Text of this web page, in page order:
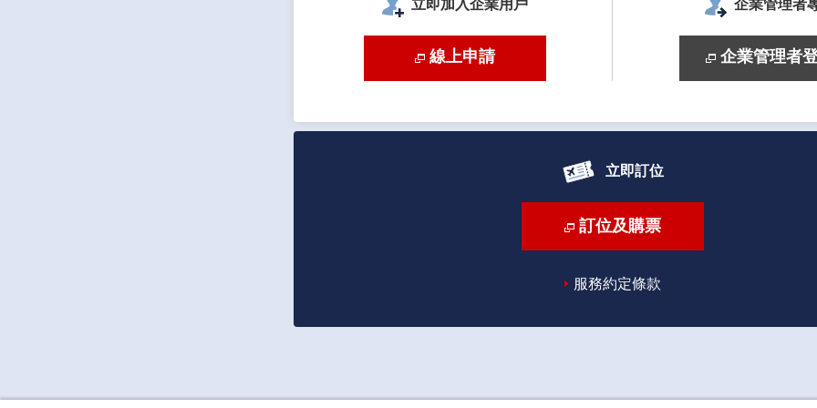
立即加入企業用戶
線上申請
企業管理者
企業管理者
立即訂位
訂位及購票
服務約定條款